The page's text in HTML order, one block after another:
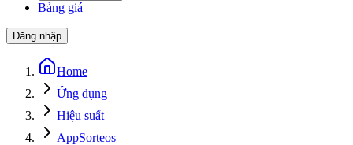
Bảng giá
Đăng nhập
Home
Ứng dụng
Hiệu suất
AppSorteos